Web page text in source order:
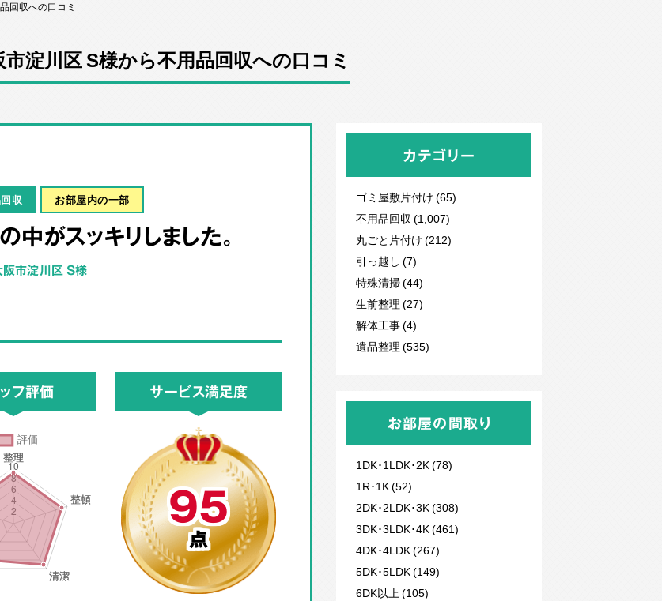
回収への口コミ
淀川区 S様から不用品回収への口コミ
収 お部屋内の一部
中がスッキリしました。
市淀川区 S様
フ評価 サービス満足度
95
点
カテゴリー
ゴミ屋敷片付け (65)
不用品回収 (1,007)
丸ごと片付け (212)
引っ越し (7)
特殊清掃 (44)
生前整理 (27)
解体工事 (4)
遺品整理 (535)
お部屋の間取り
1DK･1LDK･2K (78)
1R･1K (52)
2DK･2LDK･3K (308)
3DK･3LDK･4K (461)
4DK･4LDK (267)
5DK･5LDK (149)
6DK以上 (105)